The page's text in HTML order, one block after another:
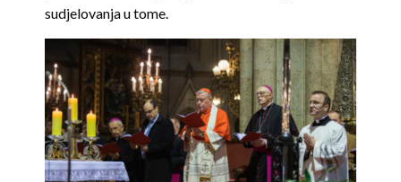
sudjelovanja u tome.